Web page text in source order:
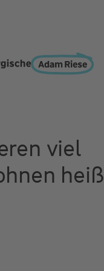
viel